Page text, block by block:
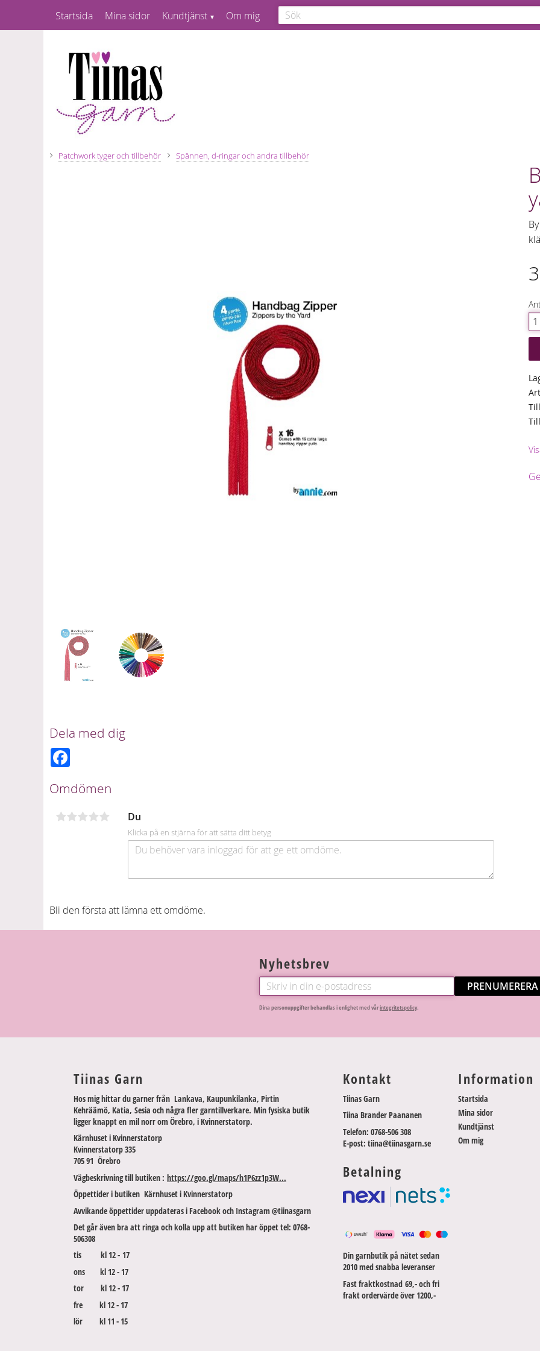
Startsida Mina sidor Kundtjänst Om mig
Patchwork tyger och tillbehör Spännen, d-ringar och andra tillbehör
Dela med dig
b
o
k
Omdömen
Du
Klicka på en stjärna för att sätta ditt betyg
Bli den första att lämna ett omdöme.
Nyhetsbrev
PRENUMERERA
Dina personuppgifter behandlas i enlighet med vårintegritetspolicy.
Tiinas Garn
Hos mig hittar du garner från Lankava, Kaupunkilanka, Pirtin
Kehräämö, Katia, Sesia och några fler garntillverkare. Min fysiska butik
ligger knappt en mil norr om Örebro, i Kvinnerstatorp.
Kärnhuset i Kvinnerstatorp
Kvinnerstatorp 335
705 91 Örebro
Vägbeskrivning till butiken : https://goo.gl/maps/h1P6zz1p3W...
Öppettider i butiken Kärnhuset i Kvinnerstatorp
Avvikande öppettider uppdateras i Facebook och Instagram @tiinasgarn
Det går även bra att ringa och kolla upp att butiken har öppet tel: 0768-
506308
tis kl 12 - 17
ons kl 12 - 17
tor kl 12 - 17
fre kl 12 - 17
lör kl 11 - 15
Kontakt
Tiinas Garn
Tiina Brander Paananen
Telefon: 0768-506 308
E-post: tiina@tiinasgarn.se
Betalning
Din garnbutik på nätet sedan
2010 med snabba leveranser
Fast fraktkostnad 69,- och fri
frakt ordervärde över 1200,-
Information
Startsida
Mina sidor
Kundtjänst
Om mig